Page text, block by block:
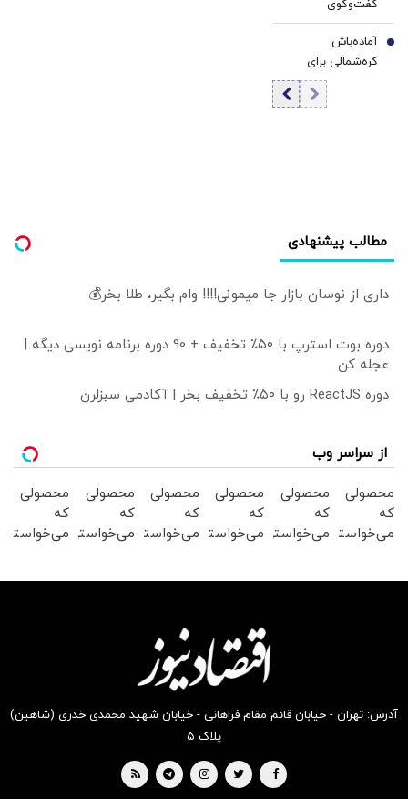
شد؟
گفت‌وگوی
پزشکیان با رهبر
انقلاب اعلام شد
آماده‌باش
کره‌شمالی برای
اعزام هزاران نیروی
نظامی / جنگ
7
مطالب پیشنهادی
داری از نوسان بازار جا میمونی!!!! وام بگیر، طلا بخر💰
دوره بوت استرپ با ۵۰٪ تخفیف + 90 دوره برنامه نویسی دیگه |
عجله کن
دوره ReactJS رو با ۵۰٪ تخفیف بخر | آکادمی سبزلرن
از سراسر وب
محصولی
که
می‌خواستی
محصولی
که
می‌خواستی
محصولی
که
می‌خواستی
بخر !
محصولی
که
می‌خواستی
بخر !
محصولی
که
می‌خواستی
محصولی
که
می‌خواستی
آدرس: تهران - خیابان قائم مقام فراهانی - خیابان شهید محمدی خدری (شاهین)
پلاک ۵